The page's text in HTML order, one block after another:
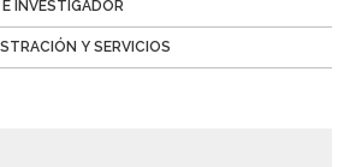
INVESTIGADOR
Y SERVICIOS